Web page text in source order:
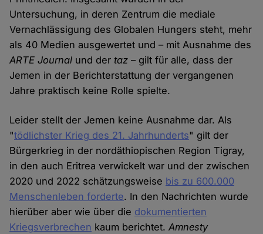
Untersuchung, in deren Zentrum die mediale
Vernachlässigung des Globalen Hungers steht, mehr
als 40 Medien ausgewertet und – mit Ausnahme des
ARTE Journal und der taz – gilt für alle, dass der
Jemen in der Berichterstattung der vergangenen
Jahre praktisch keine Rolle spielte.
Leider stellt der Jemen keine Ausnahme dar. Als
"tödlichster Krieg des 21. Jahrhunderts" gilt der
Bürgerkrieg in der nordäthiopischen Region Tigray,
in den auch Eritrea verwickelt war und der zwischen
2020 und 2022 schätzungsweise bis zu 600.000
Menschenleben forderte. In den Nachrichten wurde
hierüber aber wie über die dokumentierten
Kriegsverbrechen kaum berichtet.Amnesty